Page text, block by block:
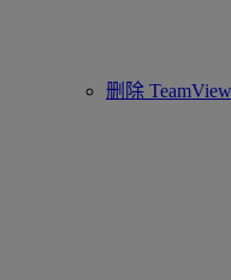
删除